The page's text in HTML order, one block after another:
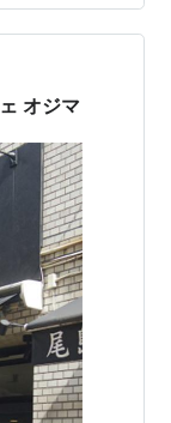
な塩味のラー
ぱいになり
ラーメンの
オジマ